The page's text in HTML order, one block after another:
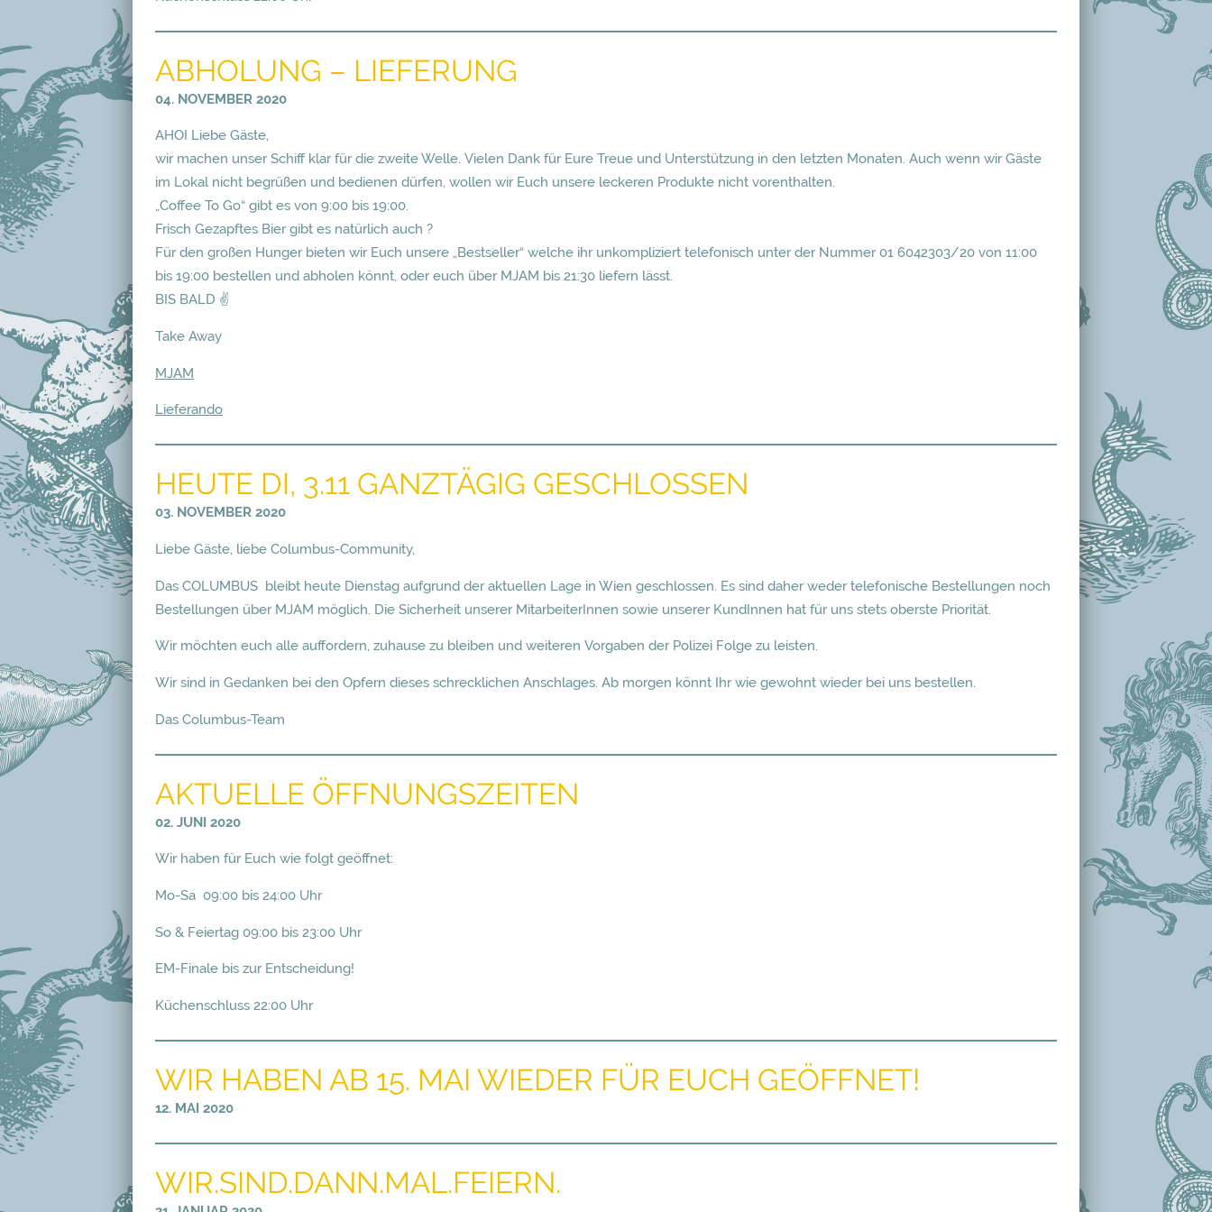
ABHOLUNG – LIEFERUNG
04. NOVEMBER 2020
AHOI Liebe Gäste,
wir machen unser Schiff klar für die zweite Welle. Vielen Dank für Eure Treue und Unterstützung in den letzten Monaten. Auch wenn wir Gäste
im Lokal nicht begrüßen und bedienen dürfen, wollen wir Euch unsere leckeren Produkte nicht vorenthalten.
„Coffee To Go“ gibt es von 9:00 bis 19:00.
Frisch Gezapftes Bier gibt es natürlich auch ?
Für den großen Hunger bieten wir Euch unsere „Bestseller“ welche ihr unkompliziert telefonisch unter der Nummer 01 6042303/20 von 11:00
bis 19:00 bestellen und abholen könnt, oder euch über MJAM bis 21:30 liefern lässt.
BIS BALD ✌️
Take Away
MJAM
Lieferando
HEUTE DI, 3.11 GANZTÄGIG GESCHLOSSEN
03. NOVEMBER 2020
Liebe Gäste, liebe Columbus-Community,
Das COLUMBUS bleibt heute Dienstag aufgrund der aktuellen Lage in Wien geschlossen. Es sind daher weder telefonische Bestellungen noch
Bestellungen über MJAM möglich. Die Sicherheit unserer MitarbeiterInnen sowie unserer KundInnen hat für uns stets oberste Priorität.
Wir möchten euch alle auffordern, zuhause zu bleiben und weiteren Vorgaben der Polizei Folge zu leisten.
Wir sind in Gedanken bei den Opfern dieses schrecklichen Anschlages. Ab morgen könnt Ihr wie gewohnt wieder bei uns bestellen.
Das Columbus-Team
AKTUELLE ÖFFNUNGSZEITEN
02. JUNI 2020
Wir haben für Euch wie folgt geöffnet:
Mo-Sa 09:00 bis 24:00 Uhr
So & Feiertag 09:00 bis 23:00 Uhr
EM-Finale bis zur Entscheidung!
Küchenschluss 22:00 Uhr
WIR HABEN AB 15. MAI WIEDER FÜR EUCH GEÖFFNET!
12. MAI 2020
WIR.SIND.DANN.MAL.FEIERN.